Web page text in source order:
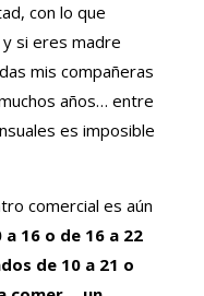
con lo que
si eres madre
mis compañeras
años… entre
es imposible
comercial es aún
a 16 o de 16 a 22
de 10 a 21 o